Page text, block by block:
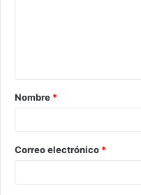
Nombre *
Correo electrónico *